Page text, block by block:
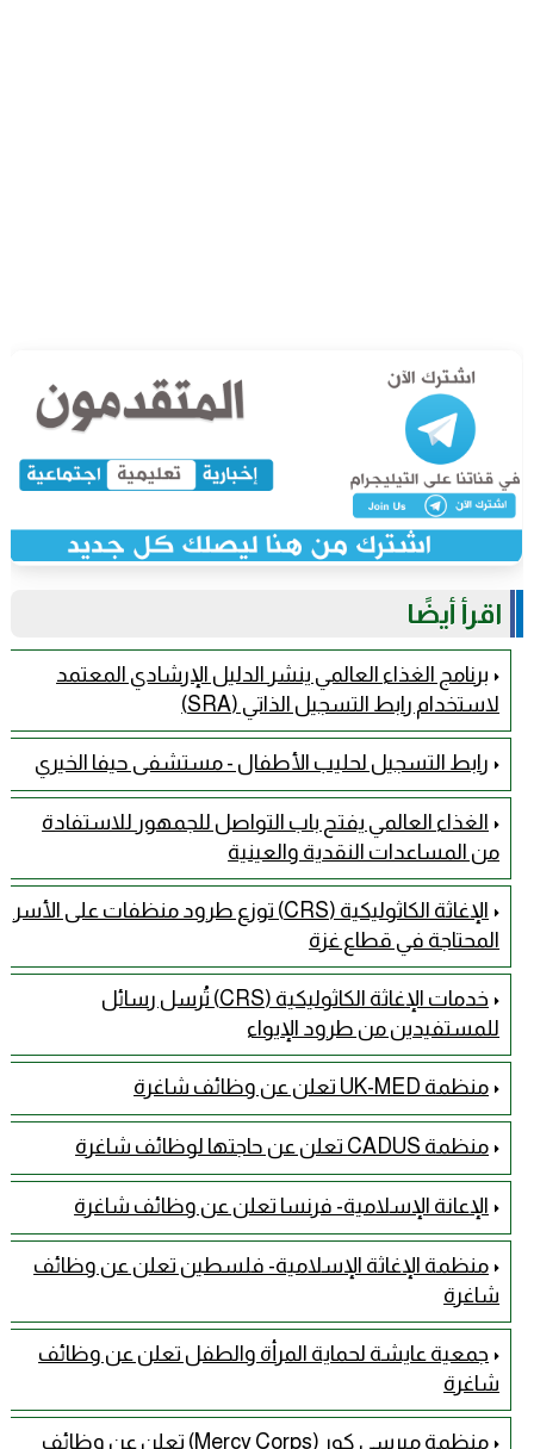
اقرأ أيضًا
برنامج الغذاء العالمي ينشر الدليل الإرشادي المعتمد
لاستخدام رابط التسجيل الذاتي (SRA)
رابط التسجيل لحليب الأطفال - مستشفى حيفا الخيري
الغذاء العالمي يفتح باب التواصل للجمهور للاستفادة
من المساعدات النقدية والعينية
الإغاثة الكاثوليكية (CRS) توزع طرود منظفات على الأسر
المحتاجة في قطاع غزة
خدمات الإغاثة الكاثوليكية (CRS) تُرسل رسائل
للمستفيدين من طرود الإيواء
منظمة UK-MED تعلن عن وظائف شاغرة
منظمة CADUS تعلن عن حاجتها لوظائف شاغرة
الإعانة الإسلامية- فرنسا تعلن عن وظائف شاغرة
منظمة الإغاثة الإسلامية- فلسطين تعلن عن وظائف
شاغرة
جمعية عايشة لحماية المرأة والطفل تعلن عن وظائف
شاغرة
منظمة ميرسي كور (Mercy Corps) تعلن عن وظائف